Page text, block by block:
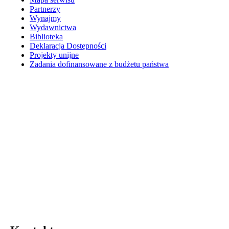
Partnerzy
Wynajmy
Wydawnictwa
Biblioteka
Deklaracja Dostępności
Projekty unijne
Zadania dofinansowane z budżetu państwa